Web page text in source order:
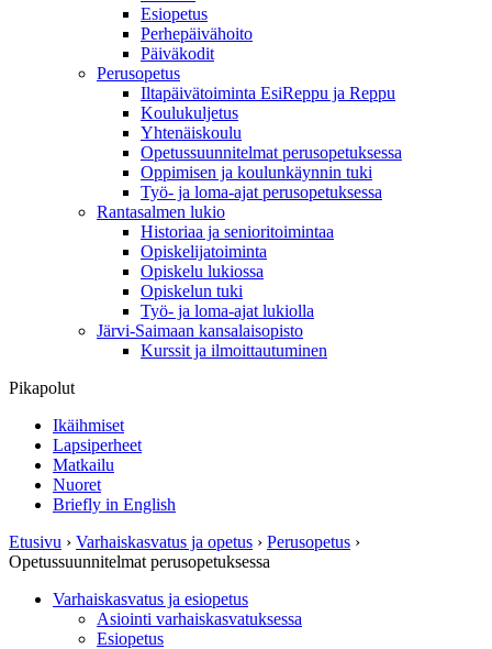
Esiopetus
Perhepäivähoito
Päiväkodit
Perusopetus
Iltapäivätoiminta EsiReppu ja Reppu
Koulukuljetus
Yhtenäiskoulu
Opetussuunnitelmat perusopetuksessa
Oppimisen ja koulunkäynnin tuki
Työ- ja loma-ajat perusopetuksessa
Rantasalmen lukio
Historiaa ja senioritoimintaa
Opiskelijatoiminta
Opiskelu lukiossa
Opiskelun tuki
Työ- ja loma-ajat lukiolla
Järvi-Saimaan kansalaisopisto
Kurssit ja ilmoittautuminen
Pikapolut
Ikäihmiset
Lapsiperheet
Matkailu
Nuoret
Briefly in English
Etusivu › Varhaiskasvatus ja opetus › Perusopetus ›
Opetussuunnitelmat perusopetuksessa
Varhaiskasvatus ja esiopetus
Asiointi varhaiskasvatuksessa
Esiopetus